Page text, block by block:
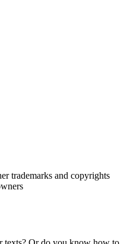
trademarks and copyrights